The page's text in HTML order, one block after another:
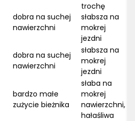
dobra na suchej
nawierzchni
trochę
słabsza na
mokrej
jezdni
dobra na suchej
nawierzchni
słabsza na
mokrej
jezdni
bardzo małe
zużycie bieżnika
słaba na
mokrej
nawierzchni,
hałaśliwa